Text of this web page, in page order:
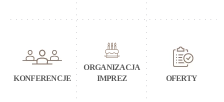
KONFERENCJE
ORGANIZACJA
IMPREZ
OFERTY